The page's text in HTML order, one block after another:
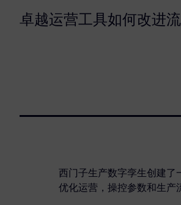
卓越运营工具如何改进
西门子生产数字孪生创建了
优化运营，操控参数和生产